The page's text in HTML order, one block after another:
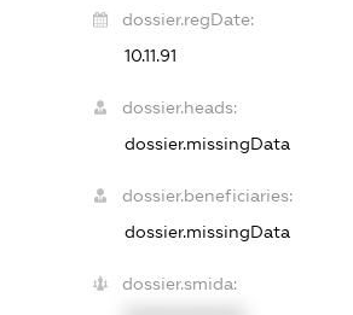
dossier.regDate:
10.11.91
dossier.heads:
dossier.missingData
dossier.beneficiaries:
dossier.missingData
dossier.smida: